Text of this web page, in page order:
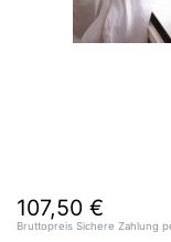
107,50 €
Bruttopreis Sichere Zahlung